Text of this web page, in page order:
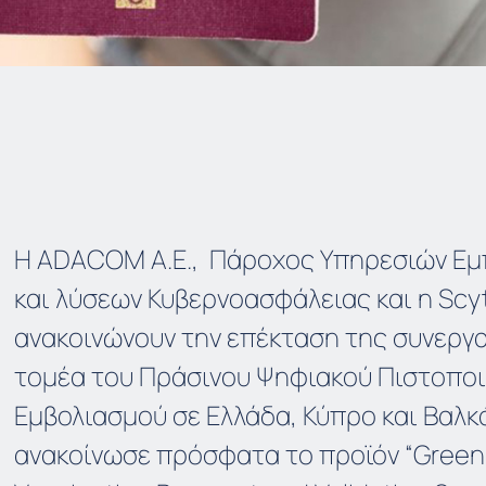
Η ADACOM Α.Ε., Πάροχος Υπηρεσιών
και λύσεων Κυβερνοασφάλειας και η
ανακοινώνουν την επέκταση της
τομέα του Πράσινου Ψηφιακού
Εμβολιασμού σε Ελλάδα, Κύπρο και
ανακοίνωσε πρόσφατα το προϊόν